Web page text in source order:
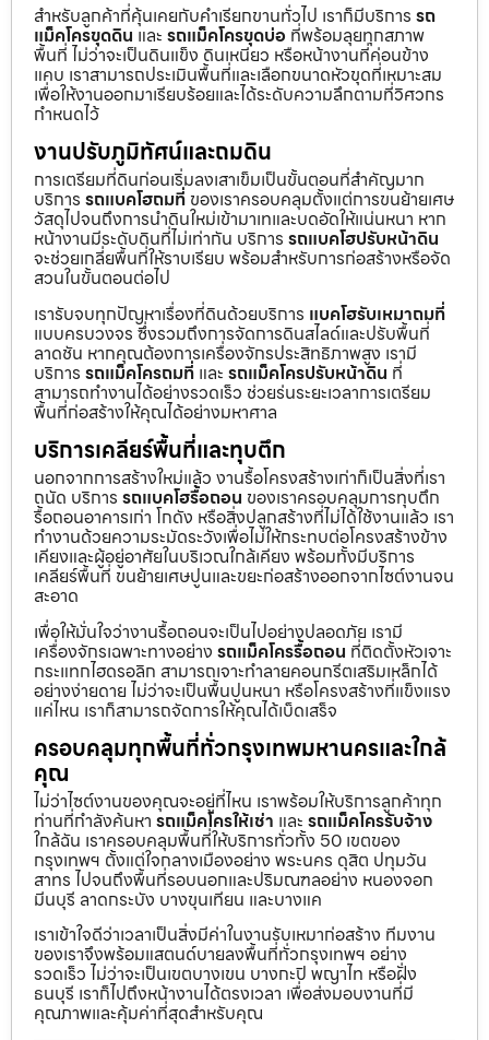
สำหรับลูกค้าที่คุ้นเคยกับคำเรียกขานทั่วไป เราก็มีบริการ รถ
แม็คโครขุดดิน และ รถแม็คโครขุดบ่อ ที่พร้อมลุยทุกสภาพ
พื้นที่ ไม่ว่าจะเป็นดินแข็ง ดินเหนียว หรือหน้างานที่ค่อนข้าง
แคบ เราสามารถประเมินพื้นที่และเลือกขนาดหัวขุดที่เหมาะสม
เพื่อให้งานออกมาเรียบร้อยและได้ระดับความลึกตามที่วิศวกร
กำหนดไว้
งานปรับภูมิทัศน์และถมดิน
การเตรียมที่ดินก่อนเริ่มลงเสาเข็มเป็นขั้นตอนที่สำคัญมาก
บริการ รถแบคโฮถมที่ ของเราครอบคลุมตั้งแต่การขนย้ายเศษ
วัสดุไปจนถึงการนำดินใหม่เข้ามาเทและบดอัดให้แน่นหนา หาก
หน้างานมีระดับดินที่ไม่เท่ากัน บริการ รถแบคโฮปรับหน้าดิน
จะช่วยเกลี่ยพื้นที่ให้ราบเรียบ พร้อมสำหรับการก่อสร้างหรือจัด
สวนในขั้นตอนต่อไป
เรารับจบทุกปัญหาเรื่องที่ดินด้วยบริการ แบคโฮรับเหมาถมที่
แบบครบวงจร ซึ่งรวมถึงการจัดการดินสไลด์และปรับพื้นที่
ลาดชัน หากคุณต้องการเครื่องจักรประสิทธิภาพสูง เรามี
บริการ รถแม็คโครถมที่ และ รถแม็คโครปรับหน้าดิน ที่
สามารถทำงานได้อย่างรวดเร็ว ช่วยร่นระยะเวลาการเตรียม
พื้นที่ก่อสร้างให้คุณได้อย่างมหาศาล
บริการเคลียร์พื้นที่และทุบตึก
นอกจากการสร้างใหม่แล้ว งานรื้อโครงสร้างเก่าก็เป็นสิ่งที่เรา
ถนัด บริการ รถแบคโฮรื้อถอน ของเราครอบคลุมการทุบตึก
รื้อถอนอาคารเก่า โกดัง หรือสิ่งปลูกสร้างที่ไม่ได้ใช้งานแล้ว เรา
ทำงานด้วยความระมัดระวังเพื่อไม่ให้กระทบต่อโครงสร้างข้าง
เคียงและผู้อยู่อาศัยในบริเวณใกล้เคียง พร้อมทั้งมีบริการ
เคลียร์พื้นที่ ขนย้ายเศษปูนและขยะก่อสร้างออกจากไซต์งานจน
สะอาด
เพื่อให้มั่นใจว่างานรื้อถอนจะเป็นไปอย่างปลอดภัย เรามี
เครื่องจักรเฉพาะทางอย่าง รถแม็คโครรื้อถอน ที่ติดตั้งหัวเจาะ
กระแทกไฮดรอลิก สามารถเจาะทำลายคอนกรีตเสริมเหล็กได้
อย่างง่ายดาย ไม่ว่าจะเป็นพื้นปูนหนา หรือโครงสร้างที่แข็งแรง
แค่ไหน เราก็สามารถจัดการให้คุณได้เบ็ดเสร็จ
ครอบคลุมทุกพื้นที่ทั่วกรุงเทพมหานครและใกล้
คุณ
ไม่ว่าไซต์งานของคุณจะอยู่ที่ไหน เราพร้อมให้บริการลูกค้าทุก
ท่านที่กำลังค้นหา รถแม็คโครให้เช่า และ รถแม็คโครรับจ้าง
ใกล้ฉัน เราครอบคลุมพื้นที่ให้บริการทั่วทั้ง 50 เขตของ
กรุงเทพฯ ตั้งแต่ใจกลางเมืองอย่าง พระนคร ดุสิต ปทุมวัน
สาทร ไปจนถึงพื้นที่รอบนอกและปริมณฑลอย่าง หนองจอก
มีนบุรี ลาดกระบัง บางขุนเทียน และบางแค
เราเข้าใจดีว่าเวลาเป็นสิ่งมีค่าในงานรับเหมาก่อสร้าง ทีมงาน
ของเราจึงพร้อมแสตนด์บายลงพื้นที่ทั่วกรุงเทพฯ อย่าง
รวดเร็ว ไม่ว่าจะเป็นเขตบางเขน บางกะปิ พญาไท หรือฝั่ง
ธนบุรี เราก็ไปถึงหน้างานได้ตรงเวลา เพื่อส่งมอบงานที่มี
คุณภาพและคุ้มค่าที่สุดสำหรับคุณ